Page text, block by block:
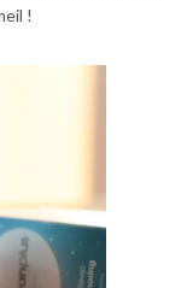
!